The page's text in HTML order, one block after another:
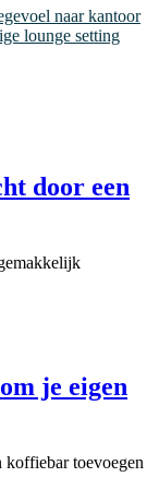
naar kantoor
lounge setting
door een
je eigen
toevoegen